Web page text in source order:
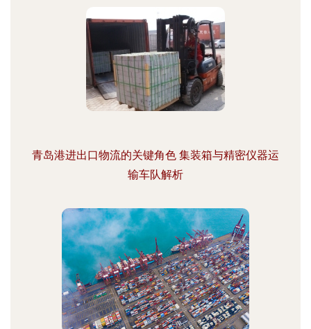
青岛港进出口物流的关键角色 集装箱与精密仪器运
输车队解析